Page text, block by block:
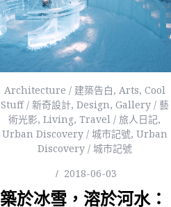
Architecture / 建築告白, Arts, Cool
Stuff / 新奇設計, Design, Gallery / 藝
術光影, Living, Travel / 旅人日記,
Urban Discovery / 城市記號, Urban
Discovery / 城市記號
2018-06-03
築於冰雪，溶於河水：